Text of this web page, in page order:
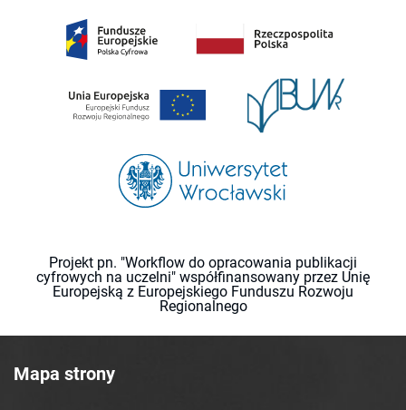
Projekt pn. "Workflow do opracowania publikacji
cyfrowych na uczelni" współfinansowany przez Unię
Europejską z Europejskiego Funduszu Rozwoju
Regionalnego
Mapa strony